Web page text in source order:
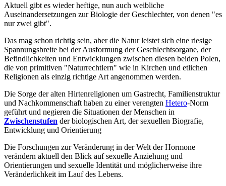
Aktuell gibt es wieder heftige, nun auch weibliche
Auseinandersetzungen zur Biologie der Geschlechter, von denen "es
nur zwei gibt".
Das mag schon richtig sein, aber die Natur leistet sich eine riesige
Spannungsbreite bei der Ausformung der Geschlechtsorgane, der
Befindlichkeiten und Entwicklungen zwischen diesen beiden Polen,
die von primitiven "Naturrechtlern" wie in Kirchen und etlichen
Religionen als einzig richtige Art angenommen werden.
Die Sorge der alten Hirtenreligionen um Gastrecht, Familienstruktur
und Nachkommenschaft haben zu einer verengten Hetero-Norm
geführt und negieren die Situationen der Menschen in
Zwischenstufen der biologischen Art, der sexuellen Biografie,
Entwicklung und Orientierung
Die Forschungen zur Veränderung in der Welt der Hormone
verändern aktuell den Blick auf sexuelle Anziehung und
Orientierungen und sexuelle Identität und möglicherweise ihre
Veränderlichkeit im Lauf des Lebens.